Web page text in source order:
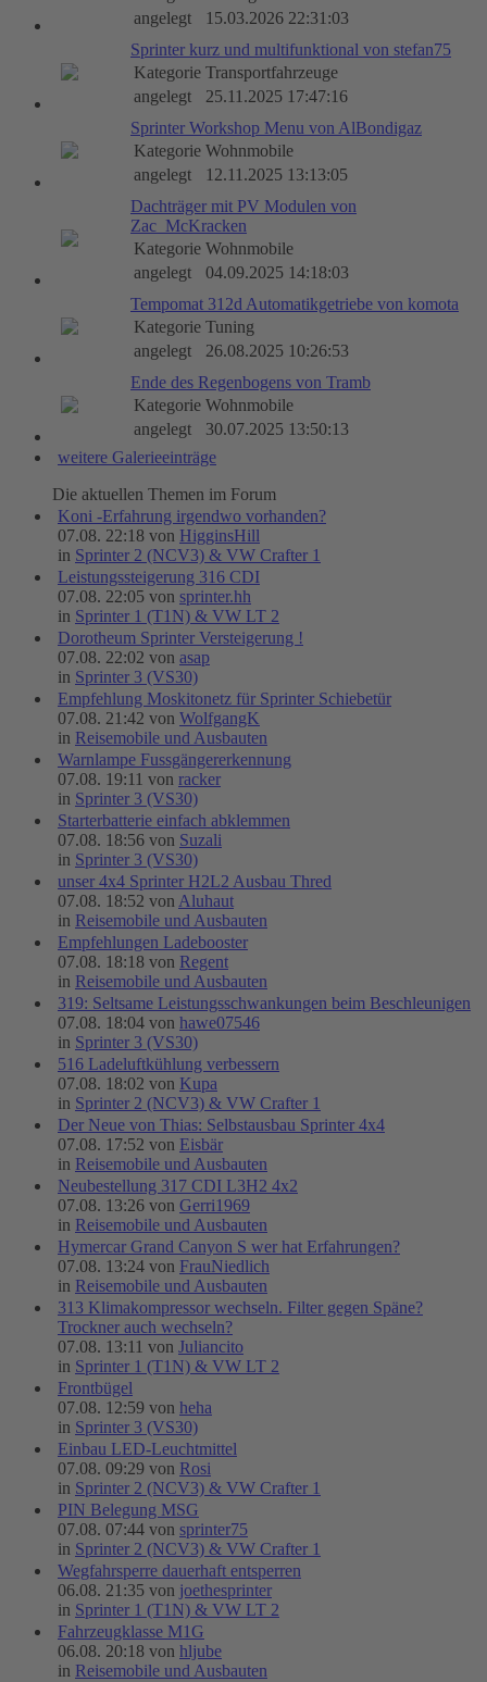
angelegt
15.03.2026 22:31:03
Sprinter kurz und multifunktional von stefan75
Kategorie Transportfahrzeuge
angelegt
25.11.2025 17:47:16
Sprinter Workshop Menu von AlBondigaz
Kategorie Wohnmobile
angelegt
12.11.2025 13:13:05
Dachträger mit PV Modulen von
Zac_McKracken
Kategorie Wohnmobile
angelegt
04.09.2025 14:18:03
Tempomat 312d Automatikgetriebe von komota
Kategorie Tuning
angelegt
26.08.2025 10:26:53
Ende des Regenbogens von Tramb
Kategorie Wohnmobile
angelegt
30.07.2025 13:50:13
weitere Galerieeinträge
Die aktuellen Themen im Forum
Koni -Erfahrung irgendwo vorhanden?
07.08. 22:18 von HigginsHill
in Sprinter 2 (NCV3) & VW Crafter 1
Leistungssteigerung 316 CDI
07.08. 22:05 von sprinter.hh
in Sprinter 1 (T1N) & VW LT 2
Dorotheum Sprinter Versteigerung !
07.08. 22:02 von asap
in Sprinter 3 (VS30)
Empfehlung Moskitonetz für Sprinter Schiebetür
07.08. 21:42 von WolfgangK
in Reisemobile und Ausbauten
Warnlampe Fussgängererkennung
07.08. 19:11 von racker
in Sprinter 3 (VS30)
Starterbatterie einfach abklemmen
07.08. 18:56 von Suzali
in Sprinter 3 (VS30)
unser 4x4 Sprinter H2L2 Ausbau Thred
07.08. 18:52 vonAluhaut
in Reisemobile und Ausbauten
Empfehlungen Ladebooster
07.08. 18:18 von Regent
in Reisemobile und Ausbauten
319: Seltsame Leistungsschwankungen beim Beschleunigen
07.08. 18:04 von hawe07546
in Sprinter 3 (VS30)
516 Ladeluftkühlung verbessern
07.08. 18:02 von Kupa
in Sprinter 2 (NCV3) & VW Crafter 1
Der Neue von Thias: Selbstausbau Sprinter 4x4
07.08. 17:52 von Eisbär
in Reisemobile und Ausbauten
Neubestellung 317 CDI L3H2 4x2
07.08. 13:26 von Gerri1969
in Reisemobile und Ausbauten
Hymercar Grand Canyon S wer hat Erfahrungen?
07.08. 13:24 von FrauNiedlich
in Reisemobile und Ausbauten
313 Klimakompressor wechseln. Filter gegen Späne?
Trockner auch wechseln?
07.08. 13:11 von Juliancito
in Sprinter 1 (T1N) & VW LT 2
Frontbügel
07.08. 12:59 von heha
in Sprinter 3 (VS30)
Einbau LED-Leuchtmittel
07.08. 09:29 von Rosi
in Sprinter 2 (NCV3) & VW Crafter 1
PIN Belegung MSG
07.08. 07:44 von sprinter75
in Sprinter 2 (NCV3) & VW Crafter 1
Wegfahrsperre dauerhaft entsperren
06.08. 21:35 von joethesprinter
in Sprinter 1 (T1N) & VW LT 2
Fahrzeugklasse M1G
06.08. 20:18 von hljube
in Reisemobile und Ausbauten